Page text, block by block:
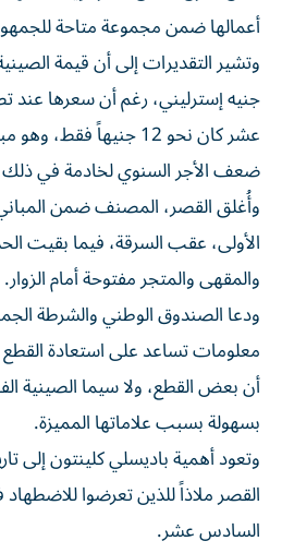
أعمالها ضمن مجموعة متاحة
جنيه إسترليني، رغم أن سعرها عند
عشر كان نحو 12 جنيهاً
ضعف الأجر السنوي لخادمة في
وأُغلق القصر، المصنف ضمن المباني
الأولى، عقب السرقة، فيما بقيت
والمقهى والمتجر مفتوحة أمام الزوار.
ودعا الصندوق الوطني والشرطة
معلومات تساعد على استعادة
أن بعض القطع، ولا سيما الصينية
بسهولة بسبب علاماتها المميزة.
وتعود أهمية باديسلي كلينتون إلى
القصر ملاذاً للذين تعرضوا
السادس عشر.